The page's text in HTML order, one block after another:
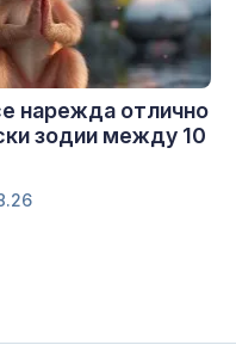
нарежда отлично
зодии между 10